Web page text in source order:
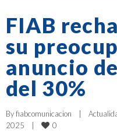
FIAB
su
anuncio
del 30%
By fiabcomunicacion |
2025
| 0